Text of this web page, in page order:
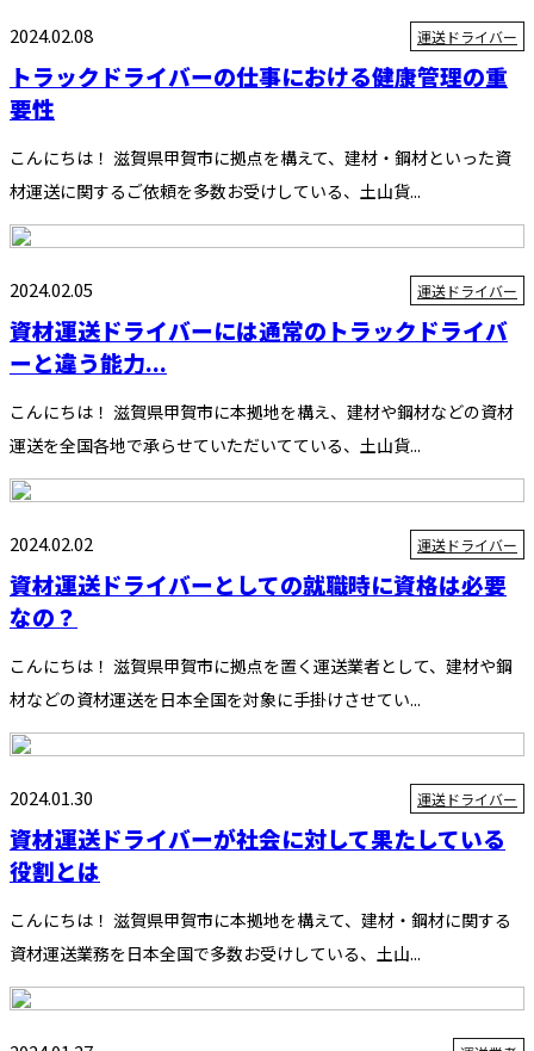
2024.02.08 運送ドライバー
トラックドライバーの仕事における健康管理の重
要性
こんにちは！ 滋賀県甲賀市に拠点を構えて、建材・鋼材といった資
材運送に関するご依頼を多数お受けしている、土山貨...
2024.02.05 運送ドライバー
資材運送ドライバーには通常のトラックドライバ
ーと違う能力...
こんにちは！ 滋賀県甲賀市に本拠地を構え、建材や鋼材などの資材
運送を全国各地で承らせていただいてている、土山貨...
2024.02.02 運送ドライバー
資材運送ドライバーとしての就職時に資格は必要
なの？
こんにちは！ 滋賀県甲賀市に拠点を置く運送業者として、建材や鋼
材などの資材運送を日本全国を対象に手掛けさせてい...
2024.01.30 運送ドライバー
資材運送ドライバーが社会に対して果たしている
役割とは
こんにちは！ 滋賀県甲賀市に本拠地を構えて、建材・鋼材に関する
資材運送業務を日本全国で多数お受けしている、土山...